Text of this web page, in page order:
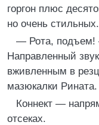
горгон плюс
но очень стильных.
— Рота, подъем!
Направленный
вживленным в
мазюкалки Рината.
Коннект —
отсеках.